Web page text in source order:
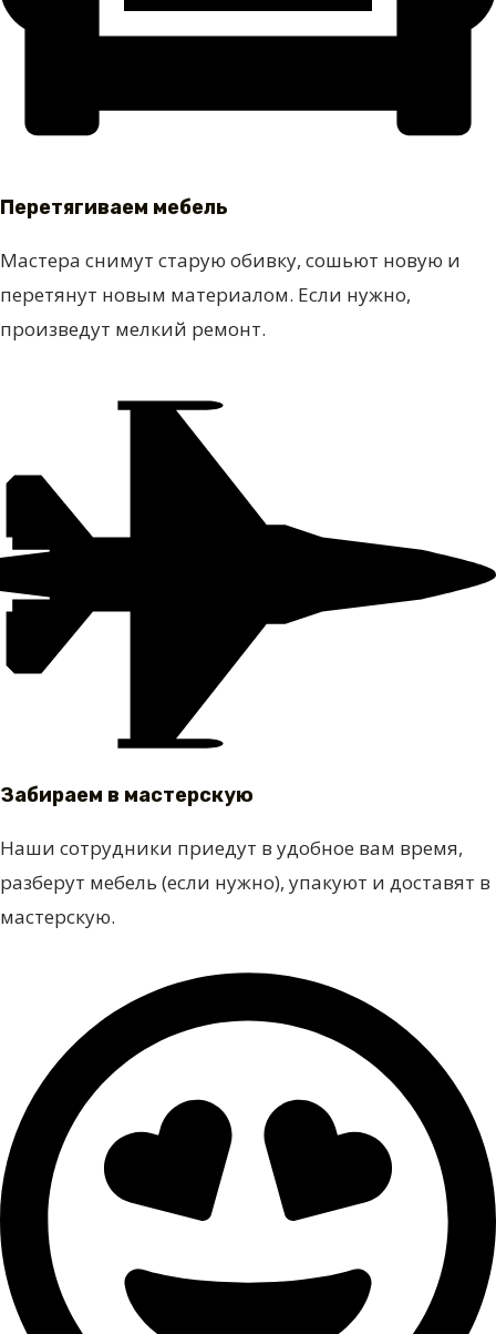
Перетягиваем мебель
Мастера снимут старую обивку, сошьют новую и
перетянут новым материалом. Если нужно,
произведут мелкий ремонт.
Забираем в мастерскую
Наши сотрудники приедут в удобное вам время,
разберут мебель (если нужно), упакуют и доставят в
мастерскую.